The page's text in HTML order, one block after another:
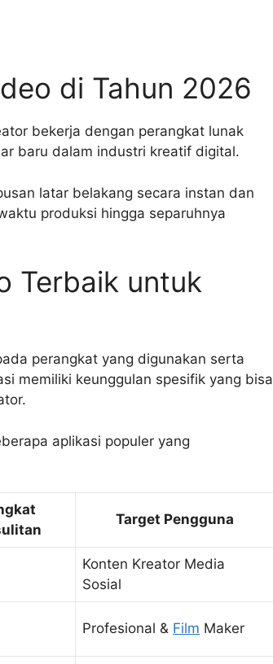
di Tahun 2026
bekerja dengan perangkat lunak
baru dalam industri kreatif digital.
latar belakang secara instan dan
produksi hingga separuhnya
Terbaik untuk
perangkat yang digunakan serta
memiliki keunggulan spesifik yang bisa
aplikasi populer yang
Target Pengguna
Konten Kreator Media
Sosial
Profesional & Film Maker